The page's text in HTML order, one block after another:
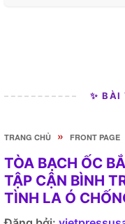
✨ BÀI
TRANG CHỦ » FRONT PAGE
TÒA BẠCH ỐC
TẬP CẬN BÌNH
TÌNH LA Ó